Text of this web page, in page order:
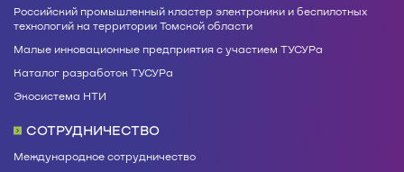
Российский промышленный кластер электроники и беспилотных
технологий на территории Томской области
Малые инновационные предприятия с участием ТУСУРа
Каталог разработок ТУСУРа
Экосистема НТИ
СОТРУДНИЧЕСТВО
Международное сотрудничество